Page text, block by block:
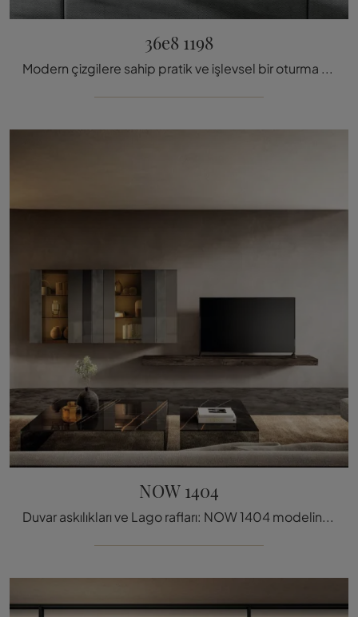
36e8 1198
Modern çizgilere sahip pratik ve işlevsel bir oturma odası mı arıyorsunuz? Size 36e8 1198 Lago duvar ü
NOW 1404
Duvar askılıkları ve Lago rafları: NOW 1404 modeline tıklayın ve her türlü modern odayı tamamlayabilirsiniz.